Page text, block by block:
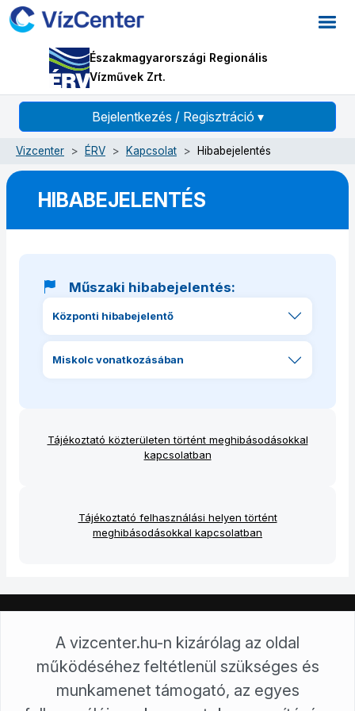
Északmagyarországi Regionális
Vízművek Zrt.
Bejelentkezés / Regisztráció ▾
Vizcenter ÉRV Kapcsolat Hibabejelentés
HIBABEJELENTÉS
Műszaki hibabejelentés:
Központi hibabejelentő
Miskolc vonatkozásában
Tájékoztató közterületen történt meghibásodásokkal
kapcsolatban
Tájékoztató felhasználási helyen történt
meghibásodásokkal kapcsolatban
3700 Kazincbarcika, Tardonai út 1.
3701 Kazincbarcika, Pf 117
+36/48 814 242
ugyfelszolgalat@ervzrt.hu
A vizcenter.hu-n kizárólag az oldal
működéséhez feltétlenül szükséges és
munkamenet támogató, az egyes